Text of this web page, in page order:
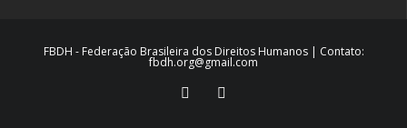
FBDH - Federação Brasileira dos Direitos Humanos | Contato:
fbdh.org@gmail.com